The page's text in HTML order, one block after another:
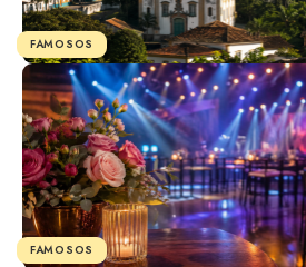
FAMOSOS
FAMOSOS